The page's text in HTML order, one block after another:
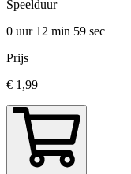
Speelduur
0 uur 12 min 59 sec
Prijs
€ 1,99